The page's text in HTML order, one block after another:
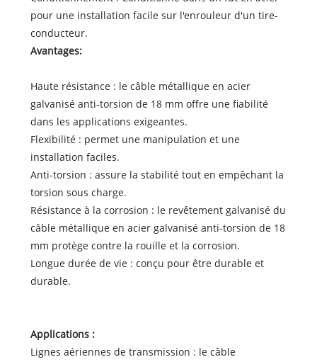
pour une installation facile sur l'enrouleur d'un tire-
conducteur.
Avantages:
Haute résistance : le câble métallique en acier
galvanisé anti-torsion de 18 mm offre une fiabilité
dans les applications exigeantes.
Flexibilité : permet une manipulation et une
installation faciles.
Anti-torsion : assure la stabilité tout en empêchant la
torsion sous charge.
Résistance à la corrosion : le revêtement galvanisé du
câble métallique en acier galvanisé anti-torsion de 18
mm protège contre la rouille et la corrosion.
Longue durée de vie : conçu pour être durable et
durable.
Applications :
Lignes aériennes de transmission : le câble